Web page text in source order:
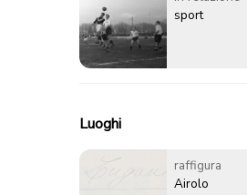
sport
Luoghi
raffigura
Airolo